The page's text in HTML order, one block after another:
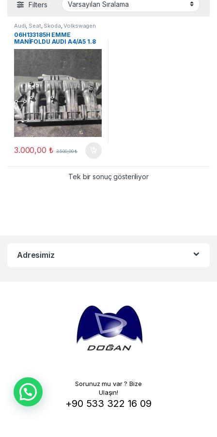
Filters
Audi, Seat, Skoda,Volkswagen
06H133185H EMME
MANİFOLDU AUDI A4/A5 1.8
/2.0 TSI
3.000,00 ₺ 3.500,00₺
Tek bir sonuç gösteriliyor
Adresimiz
Sorunuz mu var ? Bize
Ulaşın!
+90 533 322 16 09